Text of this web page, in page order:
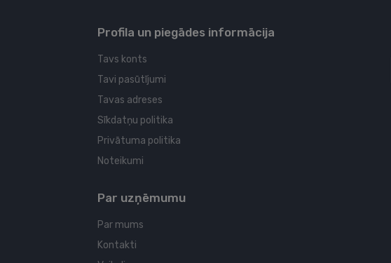
Profila un piegādes informācija
Tavs konts
Tavi pasūtījumi
Tavas adreses
Sīkdatņu politika
Privātuma politika
Noteikumi
Par uzņēmumu
Par mums
Kontakti